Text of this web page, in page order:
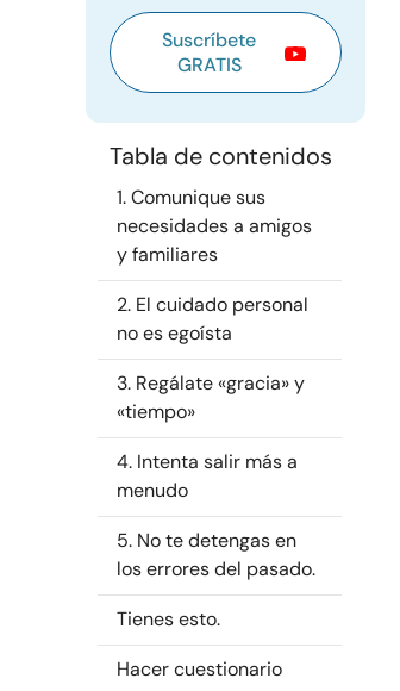
Suscríbete
GRATIS
Tabla de contenidos
1. Comunique sus
necesidades a amigos
y familiares
2. El cuidado personal
no es egoísta
3. Regálate «gracia» y
«tiempo»
4. Intenta salir más a
menudo
5. No te detengas en
los errores del pasado.
Tienes esto.
Hacer cuestionario